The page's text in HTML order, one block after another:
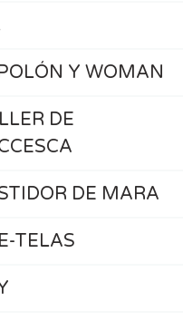
Y WOMAN
DE
DE MARA
TELAS